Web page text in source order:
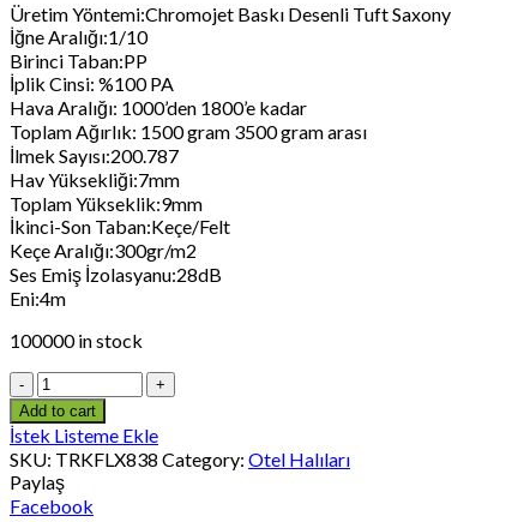
Üretim Yöntemi:Chromojet Baskı Desenli Tuft Saxony
İğne Aralığı:1/10
Birinci Taban:PP
İplik Cinsi: %100 PA
Hava Aralığı: 1000’den 1800’e kadar
Toplam Ağırlık: 1500 gram 3500 gram arası
İlmek Sayısı:200.787
Hav Yüksekliği:7mm
Toplam Yükseklik:9mm
İkinci-Son Taban:Keçe/Felt
Keçe Aralığı:300gr/m2
Ses Emiş İzolasyanu:28dB
Eni:4m
100000 in stock
Add to cart
İstek Listeme Ekle
SKU: TRKFLX838 Category: Otel Halıları
Paylaş
Facebook